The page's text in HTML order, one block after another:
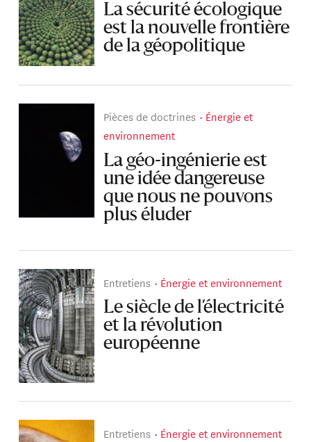
La sécurité écologique
est la nouvelle frontière
de la géopolitique
Pièces de doctrines
Énergie et
environnement
La géo-ingénierie est
une idée dangereuse
que nous ne pouvons
plus éluder
Entretiens Énergie et environnement
Le siècle de l’électricité
et la révolution
européenne
Entretiens Énergie et environnement